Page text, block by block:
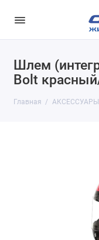
Шлем
Bolt
Главная АКСЕССУАРЫ